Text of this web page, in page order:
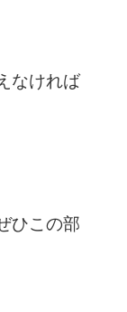
なければ
ひこの部